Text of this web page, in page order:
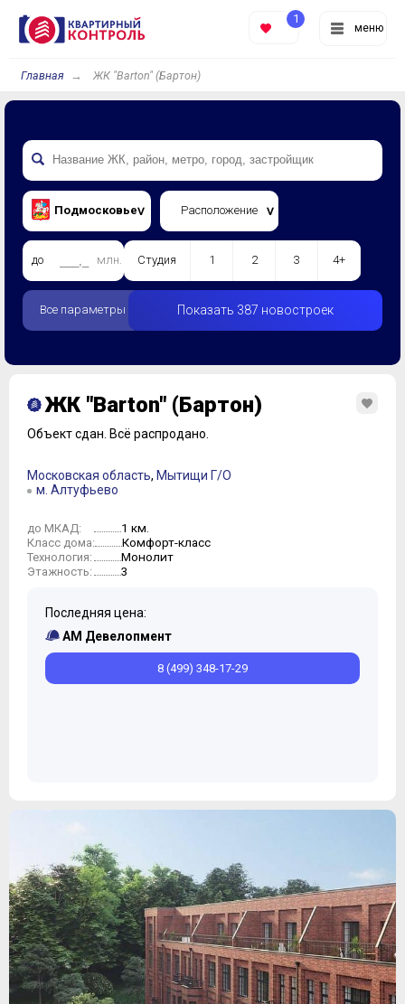
меню
1
Главная ЖК "Barton" (Бартон)
Подмосковье Расположение
до млн. Студия 1 2 3 4+
Все параметры Показать 387 новостроек
ЖК "Barton" (Бартон)
Объект сдан. Всё распродано.
Московская область, Мытищи Г/О
м. Алтуфьево
до МКАД: 1 км.
Класс дома: Комфорт-класс
Технология: Монолит
Этажность: 3
Последняя цена:
АМ Девелопмент
8 (499) 348-17-29